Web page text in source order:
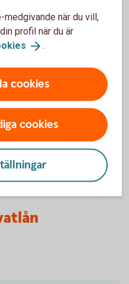
lån?
11 22
när du vill,
profil när du är
.
cookies
cookies